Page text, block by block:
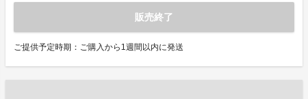
販売終了
ご提供予定時期：ご購入から1週間以内に発送